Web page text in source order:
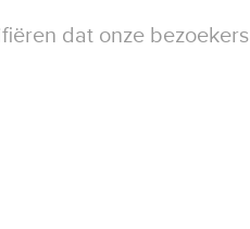
dat onze bezoekers